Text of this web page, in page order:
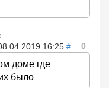
16:25 # 0
доме где
было